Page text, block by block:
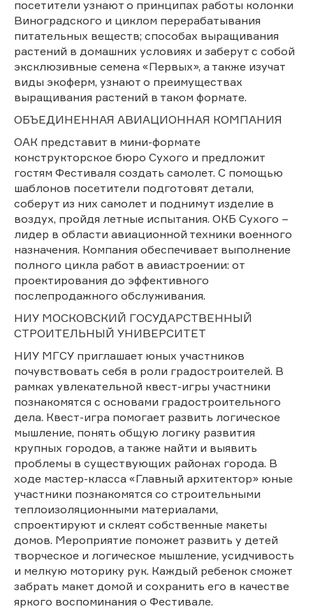
посетители узнают о принципах работы колонки
Виноградского и циклом перерабатывания
питательных веществ; способах выращивания
растений в домашних условиях и заберут с собой
эксклюзивные семена «Первых», а также изучат
виды экоферм, узнают о преимуществах
выращивания растений в таком формате.
ОБЪЕДИНЕННАЯ АВИАЦИОННАЯ КОМПАНИЯ
ОАК представит в мини-формате
конструкторское бюро Сухого и предложит
гостям Фестиваля создать самолет. С помощью
шаблонов посетители подготовят детали,
соберут из них самолет и поднимут изделие в
воздух, пройдя летные испытания. ОКБ Сухого –
лидер в области авиационной техники военного
назначения. Компания обеспечивает выполнение
полного цикла работ в авиастроении: от
проектирования до эффективного
послепродажного обслуживания.
НИУ МОСКОВСКИЙ ГОСУДАРСТВЕННЫЙ
СТРОИТЕЛЬНЫЙ УНИВЕРСИТЕТ
НИУ МГСУ приглашает юных участников
почувствовать себя в роли градостроителей. В
рамках увлекательной квест-игры участники
познакомятся с основами градостроительного
дела. Квест-игра помогает развить логическое
мышление, понять общую логику развития
крупных городов, а также найти и выявить
проблемы в существующих районах города. В
ходе мастер-класса «Главный архитектор» юные
участники познакомятся со строительными
теплоизоляционными материалами,
спроектируют и склеят собственные макеты
домов. Мероприятие поможет развить у детей
творческое и логическое мышление, усидчивость
и мелкую моторику рук. Каждый ребенок сможет
забрать макет домой и сохранить его в качестве
яркого воспоминания о Фестивале.